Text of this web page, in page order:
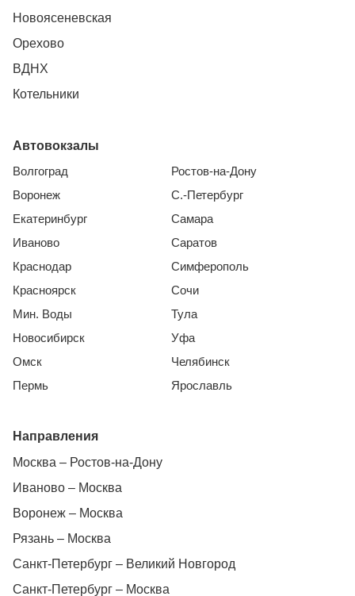
Новоясеневская
Орехово
ВДНХ
Котельники
Автовокзалы
Волгоград
Воронеж
Екатеринбург
Иваново
Краснодар
Красноярск
Мин. Воды
Новосибирск
Омск
Пермь
Ростов-на-Дону
С.-Петербург
Самара
Саратов
Симферополь
Сочи
Тула
Уфа
Челябинск
Ярославль
Направления
Москва – Ростов-на-Дону
Иваново – Москва
Воронеж – Москва
Рязань – Москва
Санкт-Петербург – Великий Новгород
Санкт-Петербург – Москва